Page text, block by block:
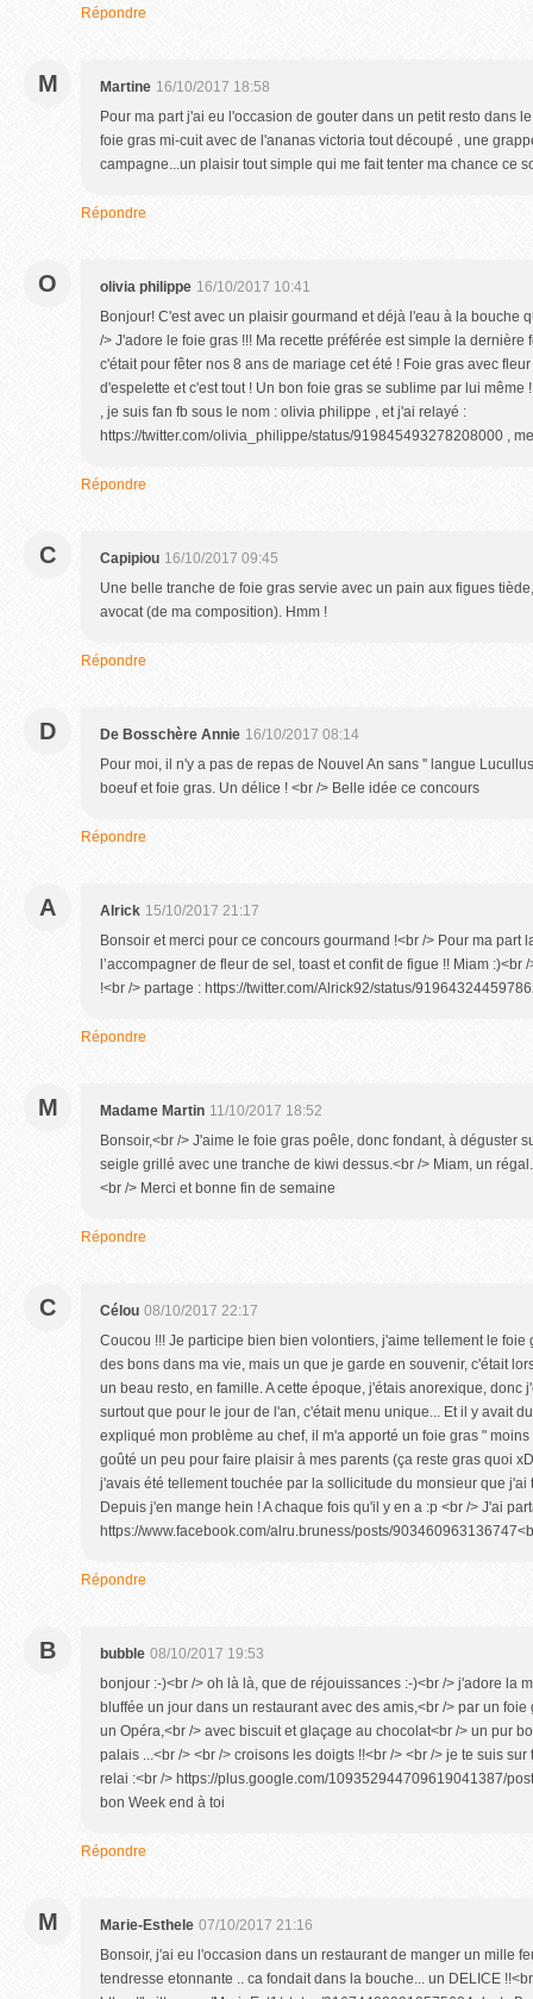
Répondre
M Martine 16/10/2017 18:58
Pour ma part j'ai eu l'occasion de gouter dans un petit resto dans
foie gras mi-cuit avec de l'ananas victoria tout découpé , une
campagne...un plaisir tout simple qui me fait tenter ma chance ce
Répondre
O olivia philippe 16/10/2017 10:41
Bonjour! C'est avec un plaisir gourmand et déjà l'eau à la bouche
/> J'adore le foie gras !!! Ma recette préférée est simple la dernière
c'était pour fêter nos 8 ans de mariage cet été ! Foie gras avec
d'espelette et c'est tout ! Un bon foie gras se sublime par lui même
, je suis fan fb sous le nom : olivia philippe , et j'ai relayé :
https://twitter.com/olivia_philippe/status/919845493278208000 ,
Répondre
C Capipiou 16/10/2017 09:45
Une belle tranche de foie gras servie avec un pain aux figues
avocat (de ma composition). Hmm !
Répondre
D De Bosschère Annie 16/10/2017 08:14
Pour moi, il n'y a pas de repas de Nouvel An sans '' langue
boeuf et foie gras. Un délice ! <br /> Belle idée ce concours
Répondre
A Alrick 15/10/2017 21:17
Bonsoir et merci pour ce concours gourmand !<br /> Pour ma part
l’accompagner de fleur de sel, toast et confit de figue !! Miam :)<br
!<br /> partage : https://twitter.com/Alrick92/status/
Répondre
M Madame Martin 11/10/2017 18:52
Bonsoir,<br /> J'aime le foie gras poêle, donc fondant, à déguster
seigle grillé avec une tranche de kiwi dessus.<br /> Miam, un
<br /> Merci et bonne fin de semaine
Répondre
C Célou 08/10/2017 22:17
Coucou !!! Je participe bien bien volontiers, j'aime tellement le foie
des bons dans ma vie, mais un que je garde en souvenir, c'était
un beau resto, en famille. A cette époque, j'étais anorexique, donc
surtout que pour le jour de l'an, c'était menu unique... Et il y avait
expliqué mon problème au chef, il m'a apporté un foie gras "
goûté un peu pour faire plaisir à mes parents (ça reste gras quoi
j'avais été tellement touchée par la sollicitude du monsieur que j'ai
Depuis j'en mange hein ! A chaque fois qu'il y en a :p <br /> J'ai
https://www.facebook.com/alru.bruness/posts/
Répondre
B bubble 08/10/2017 19:53
bonjour :-)<br /> oh là là, que de réjouissances :-)<br /> j'adore la
bluffée un jour dans un restaurant avec des amis,<br /> par un
un Opéra,<br /> avec biscuit et glaçage au chocolat<br /> un pur
palais ...<br /> <br /> croisons les doigts !!<br /> <br /> je te suis
relai :<br /> https://plus.google.com/109352944709619041387/
bon Week end à toi
Répondre
M Marie-Esthele 07/10/2017 21:16
Bonsoir, j'ai eu l'occasion dans un restaurant de manger un mille
tendresse etonnante .. ca fondait dans la bouche... un DELICE